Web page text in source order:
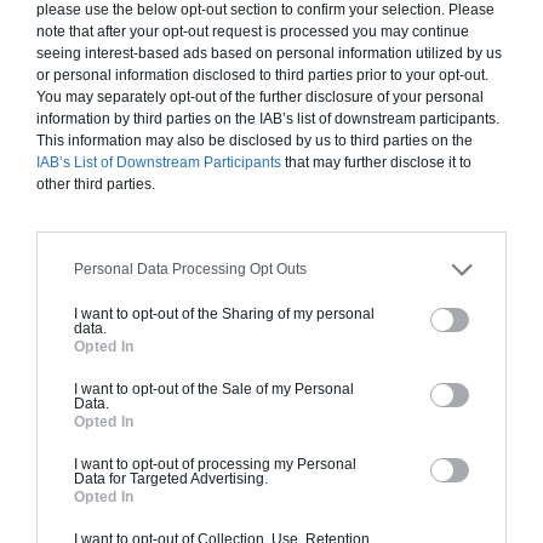
please use the below opt-out section to confirm your selection. Please
note that after your opt-out request is processed you may continue
seeing interest-based ads based on personal information utilized by us
or personal information disclosed to third parties prior to your opt-out.
You may separately opt-out of the further disclosure of your personal
information by third parties on the IAB’s list of downstream participants.
This information may also be disclosed by us to third parties on the
IAB’s List of Downstream Participants that may further disclose it to
other third parties.
Personal Data Processing Opt Outs
I want to opt-out of the Sharing of my personal
data.
Opted In
I want to opt-out of the Sale of my Personal
Data.
Opted In
I want to opt-out of processing my Personal
Data for Targeted Advertising.
Opted In
I want to opt-out of Collection, Use, Retention,
454 000€ TTC
Je la veux !
Chiffrage estimatif pour : Fondations et normes
standards. Construction en ossature bois isolé.
Finitions haut de gamme. Le prix "clé en main"
peinture, sols...), mais exclut piscine, jardin et
À partir de
454 000€ TTC